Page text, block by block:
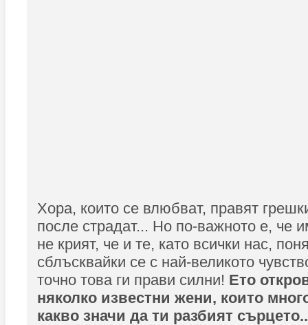
Хора, които се влюбват, правят
после страдат... Но по-важното е, че
не крият, че и те, като всички нас,
сблъсквайки се с най-великото
точно това ги прави силни! Ето
няколко известни жени, които
какво значи да ти разбият